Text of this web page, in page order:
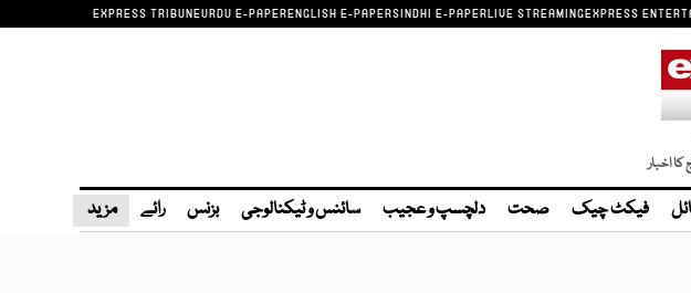
EXPRESS TRIBUNEURDU E-PAPERENGLISH E-PAPERSINDHI E-PAPERLIVE STREAMINGEXPRESS
کا اخبار
فیکٹ چیک صحت دلچسپ و عجیب سائنس و ٹیکنالوجی بزنس رائے مزید